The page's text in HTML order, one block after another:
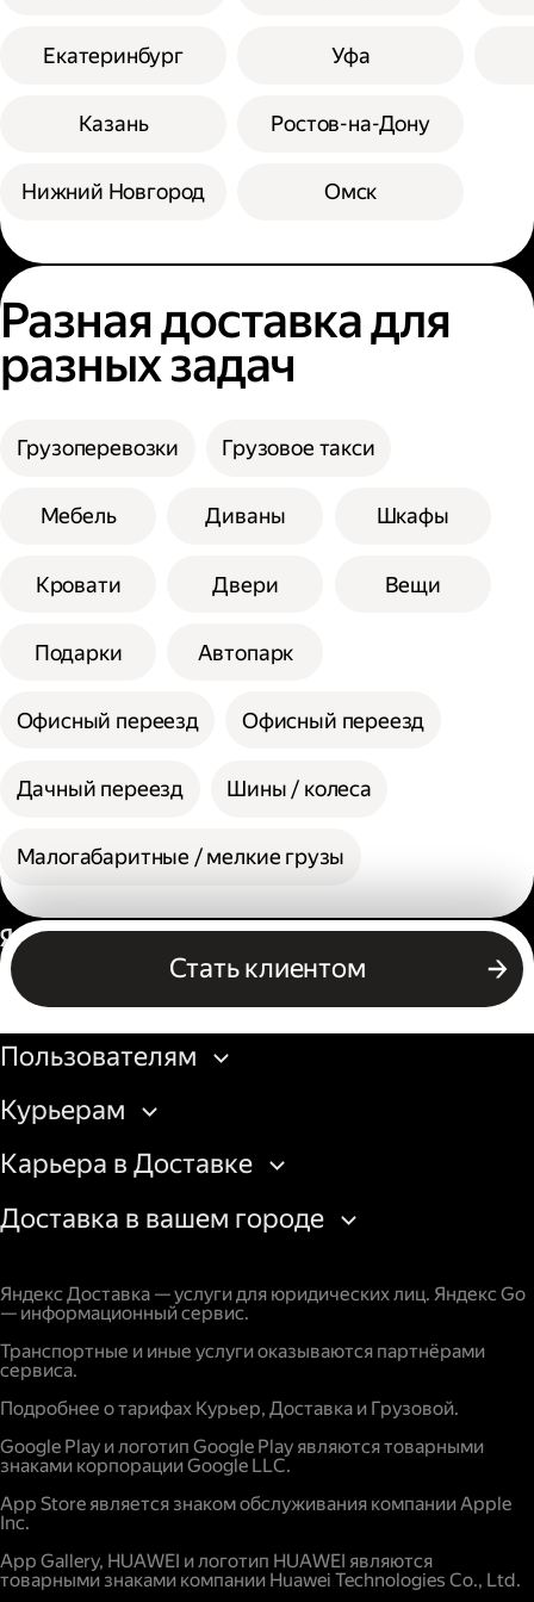
Екатеринбург
Казань
Нижний Новгород
Уфа
Ростов-на-Дону
Омск
Разная доставка для
разных задач
Грузоперевозки Грузовое такси
Мебель Диваны Шкафы
Кровати Двери Вещи
Подарки Автопарк
Офисный переезд Офисный переезд
Дачный переезд Шины / колеса
Малогабаритные / мелкие грузы
Стать клиентом
Россия
Бизнесу
Пользователям
Курьерам
Карьера в Доставке
Доставка в вашем городе
Яндекс Доставка — услуги для юридических лиц. Яндекс Go
— информационный сервис.
Транспортные и иные услуги оказываются партнёрами
сервиса.
Подробнее о тарифах Курьер, Доставка и Грузовой.
Google Play и логотип Google Play являются товарными
знаками корпорации Google LLC.
App Store является знаком обслуживания компании Apple
Inc.
App Gallery, HUAWEI и логотип HUAWEI являются
товарными знаками компании Huawei Technologies Co., Ltd.